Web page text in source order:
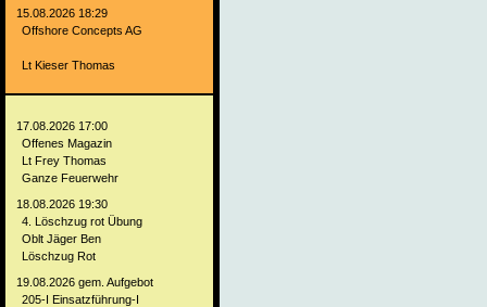
15.08.2026 18:29
Offshore Concepts AG
Lt Kieser Thomas
17.08.2026 17:00
Offenes Magazin
Lt Frey Thomas
Ganze Feuerwehr
18.08.2026 19:30
4. Löschzug rot Übung
Oblt Jäger Ben
Löschzug Rot
19.08.2026 gem. Aufgebot
205-I Einsatzführung-I